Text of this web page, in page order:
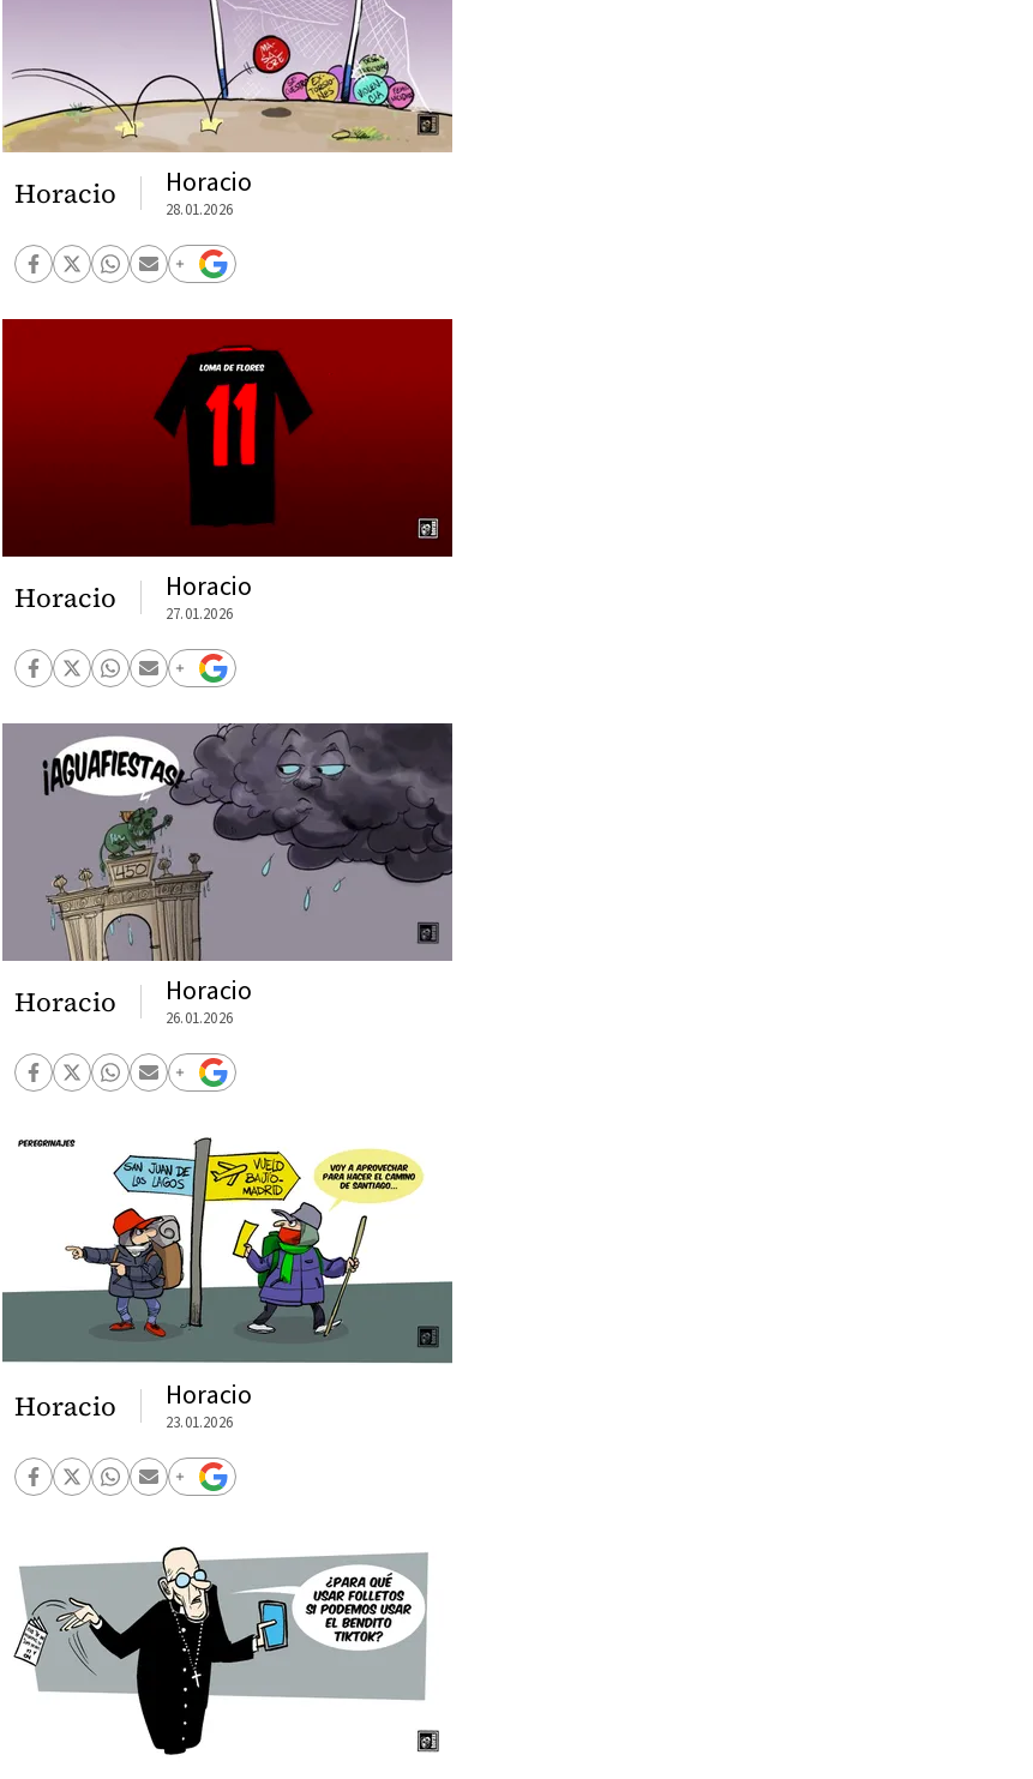
Horacio Horacio
28.01.2026
Horacio Horacio
27.01.2026
Horacio Horacio
26.01.2026
Horacio Horacio
23.01.2026